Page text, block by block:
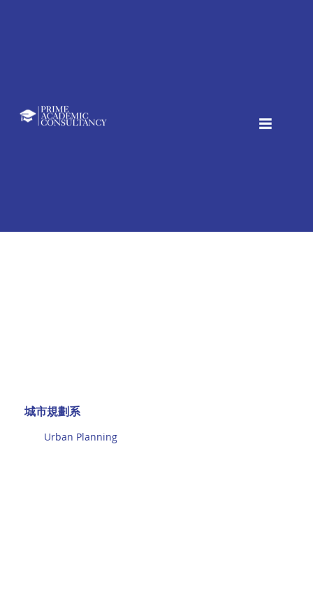
城市規劃系
Urban Planning